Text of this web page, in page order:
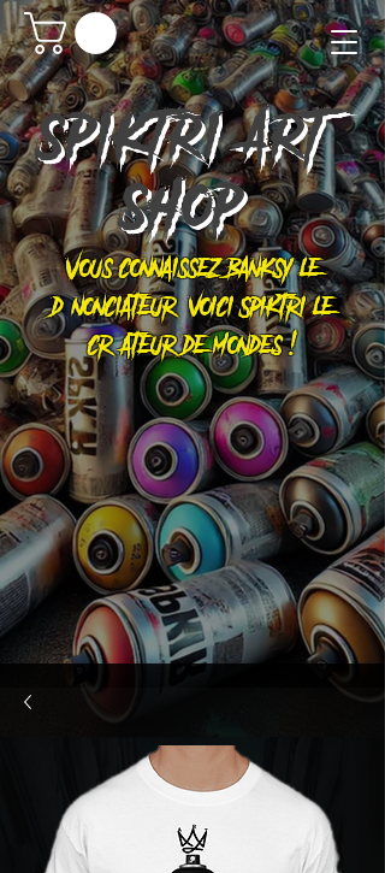
SPIKTRIART
SHOP
Vous connaissez Banksy le
dénonciateur, voici Spiktri le
créateur de mondes !